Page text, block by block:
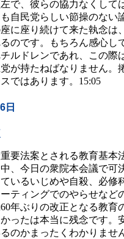
で、彼らの協力なくして
自民党らしい節操のない
に座り続けて来た執念は
のです。もちろん感心し
ルドレンであれ、この際
が持たねばなりません。
ではあります。15:05
日
要法案とされる教育基本
、今日の衆院本会議で可
いるいじめや自殺、必修
ティングでのやらせなど
年ぶりの改正となる教育
ったは本当に残念です。
のかまったくわかりませ